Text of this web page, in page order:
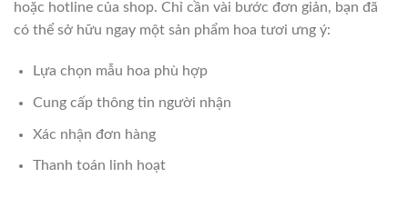
hoặc hotline của shop. Chỉ cần vài bước đơn giản, bạn đã
có thể sở hữu ngay một sản phẩm hoa tươi ưng ý:
Lựa chọn mẫu hoa phù hợp
Cung cấp thông tin người nhận
Xác nhận đơn hàng
Thanh toán linh hoạt